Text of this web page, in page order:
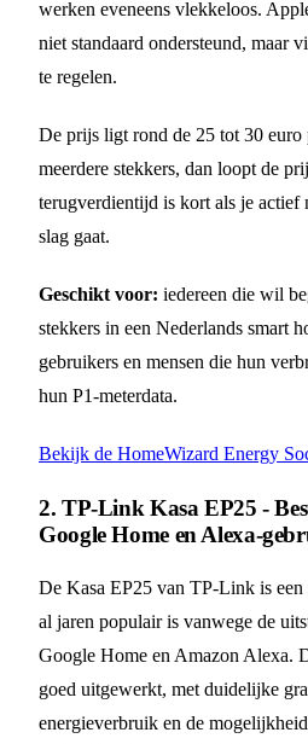
werken eveneens vlekkeloos.
niet standaard ondersteund, maar
te regelen.
De prijs ligt rond de 25 tot 30
meerdere stekkers, dan loopt de
terugverdientijd is kort als je actief
slag gaat.
Geschikt voor: iedereen die wil
stekkers in een Nederlands smart
gebruikers en mensen die hun
hun P1-meterdata.
Bekijk de HomeWizard Energy
2. TP-Link Kasa EP25 -
Google Home en Alexa-
De Kasa EP25 van TP-Link is
al jaren populair is vanwege de
Google Home en Amazon Alexa.
goed uitgewerkt, met duidelijke
energieverbruik en de